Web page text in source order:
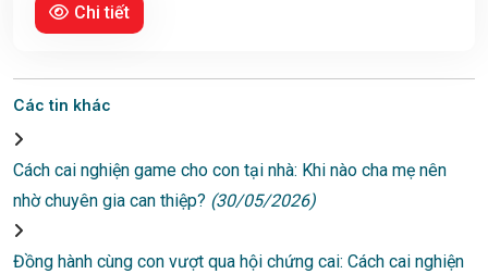
Chi tiết
Các tin khác
Cách cai nghiện game cho con tại nhà: Khi nào cha mẹ nên
nhờ chuyên gia can thiệp? (30/05/2026)
Đồng hành cùng con vượt qua hội chứng cai: Cách cai nghiện